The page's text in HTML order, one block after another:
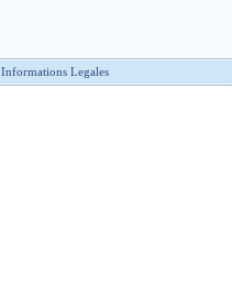
Informations Legales